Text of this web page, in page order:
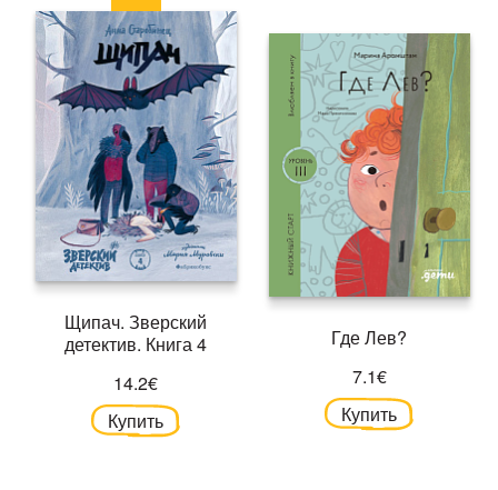
Щипач. Зверский
детектив. Книга 4
14.2€
Купить
Где Лев?
7.1€
Купить